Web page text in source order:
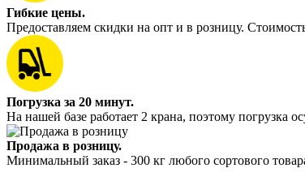
Гибкие цены.
Предоставляем скидки на опт и в розницу.
Погрузка за 20 минут.
На нашей базе работает 2 крана, поэтому погрузка
Продажа в розницу.
Минимальный заказ - 300 кг любого сортового